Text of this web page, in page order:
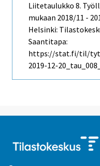
Liitetaulukko 8.
mukaan 2018/11 -
Helsinki:
Saantitapa:
https://stat.fi/til/tyti/
2019-12-